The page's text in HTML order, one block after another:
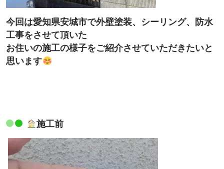
今回は愛知県安城市で外壁塗装、シーリング、防水
工事をさせて頂いた
お住いの施工の様子をご紹介させていただきたいと
思います
施工前